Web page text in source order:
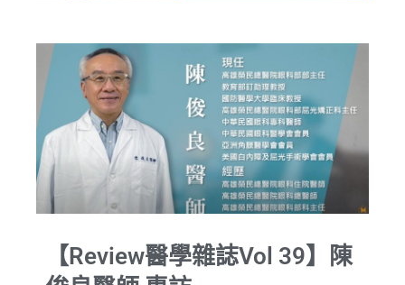
【Review醫學雜誌Vol 39】陳